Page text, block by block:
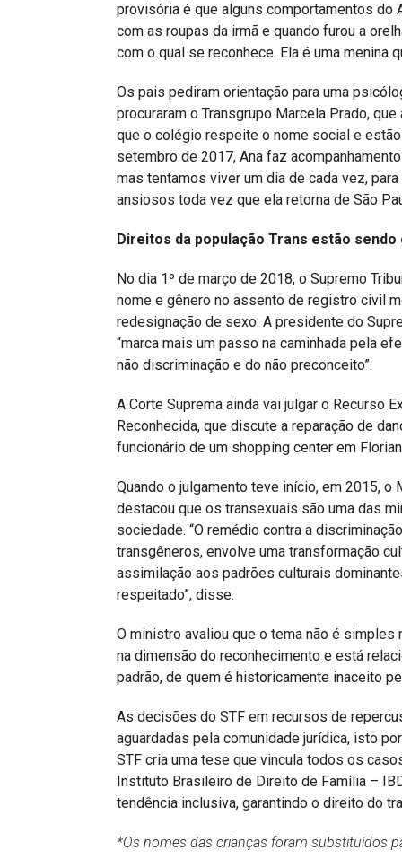
provisória é que alguns comportamentos do
com as roupas da irmã e quando furou a
com o qual se reconhece. Ela é uma menina
Os pais pediram orientação para uma
procuraram o Transgrupo Marcela Prado,
que o colégio respeite o nome social e
setembro de 2017, Ana faz
mas tentamos viver um dia de cada vez,
ansiosos toda vez que ela retorna de São
Direitos da população Trans estão
No dia 1º de março de 2018, o Supremo
nome e gênero no assento de registro civil
redesignação de sexo. A presidente do
“marca mais um passo na caminhada pela
não discriminação e do não preconceito”.
A Corte Suprema ainda vai julgar o Recurso
Reconhecida, que discute a reparação de
funcionário de um shopping center em
Quando o julgamento teve início, em 2015,
destacou que os transexuais são uma das
sociedade. “O remédio contra a
transgêneros, envolve uma transformação
assimilação aos padrões culturais
respeitado”, disse.
O ministro avaliou que o tema não é
na dimensão do reconhecimento e está
padrão, de quem é historicamente inaceito
As decisões do STF em recursos de
aguardadas pela comunidade jurídica, isto
STF cria uma tese que vincula todos os
Instituto Brasileiro de Direito de Família –
tendência inclusiva, garantindo o direito do
*Os nomes das crianças foram substituídos